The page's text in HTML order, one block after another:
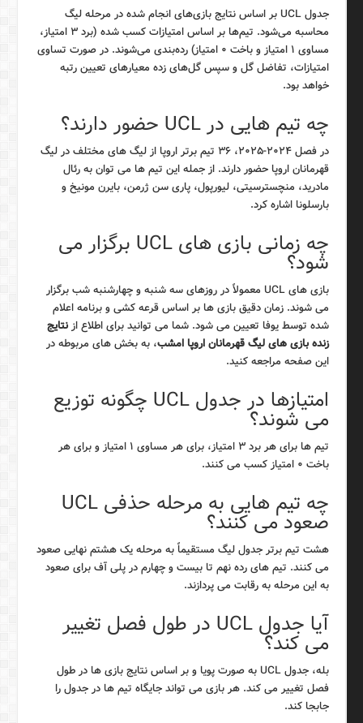
جدول UCL بر اساس نتایج بازی‌های انجام شده در مرحله لیگ
محاسبه می‌شود. تیم‌ها بر اساس امتیازات کسب شده (برد ۳ امتیاز،
مساوی ۱ امتیاز و باخت ۰ امتیاز) رده‌بندی می‌شوند. در صورت تساوی
امتیازات، تفاضل گل و سپس گل‌های زده معیارهای تعیین رتبه
خواهد بود.
چه تیم هایی در UCL حضور دارند؟
در فصل ۲۰۲۴-۲۰۲۵، ۳۶ تیم برتر اروپا از لیگ های مختلف در لیگ
قهرمانان اروپا حضور دارند. از جمله این تیم ها می توان به رئال
مادرید، منچسترسیتی، لیورپول، پاری سن ژرمن، بایرن مونیخ و
بارسلونا اشاره کرد.
چه زمانی بازی های UCL برگزار می
شود؟
بازی های UCL معمولاً در روزهای سه شنبه و چهارشنبه شب برگزار
می شوند. زمان دقیق بازی ها بر اساس قرعه کشی و برنامه اعلام
شده توسط یوفا تعیین می شود. شما می توانید برای اطلاع ازنتایج
زنده بازی های لیگ قهرمانان اروپا امشب، به بخش های مربوطه در
این صفحه مراجعه کنید.
امتیازها در جدول UCL چگونه توزیع
می شوند؟
تیم ها برای هر برد ۳ امتیاز، برای هر مساوی ۱ امتیاز و برای هر
باخت ۰ امتیاز کسب می کنند.
چه تیم هایی به مرحله حذفی UCL
صعود می کنند؟
هشت تیم برتر جدول لیگ مستقیماً به مرحله یک هشتم نهایی صعود
می کنند. تیم های رده نهم تا بیست و چهارم در پلی آف برای صعود
به این مرحله به رقابت می پردازند.
آیا جدول UCL در طول فصل تغییر
می کند؟
بله، جدول UCL به صورت پویا و بر اساس نتایج بازی ها در طول
فصل تغییر می کند. هر بازی می تواند جایگاه تیم ها در جدول را
جابجا کند.